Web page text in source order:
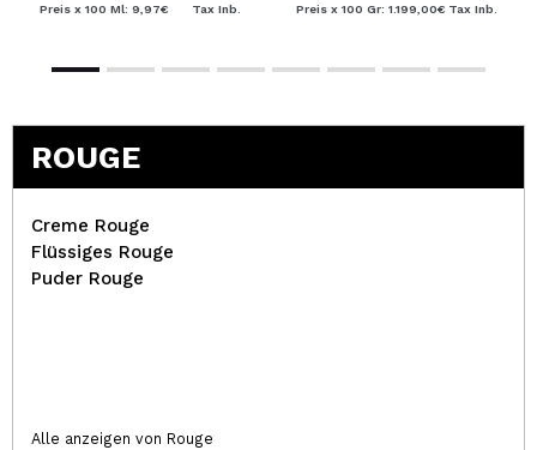
Preis x 100 Ml: 9,97€ Tax Inb. Preis x 100 Gr: 1.199,00€ Tax Inb.
ROUGE
Creme Rouge
Flüssiges Rouge
Puder Rouge
Alle anzeigen von Rouge